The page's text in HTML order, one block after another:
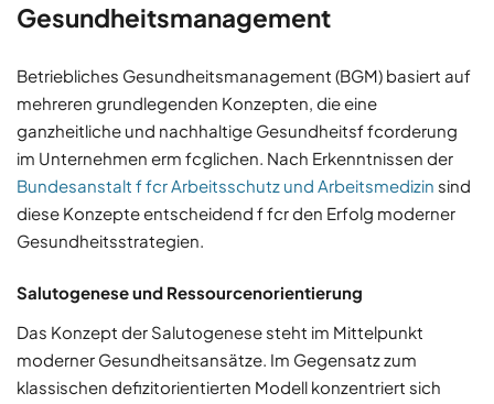
Gesundheitsmanagement
Betriebliches Gesundheitsmanagement (BGM) basiert auf
mehreren grundlegenden Konzepten, die eine
ganzheitliche und nachhaltige Gesundheitsf fcorderung
im Unternehmen erm fcglichen. Nach Erkenntnissen der
Bundesanstalt f fcr Arbeitsschutz und Arbeitsmedizin sind
diese Konzepte entscheidend f fcr den Erfolg moderner
Gesundheitsstrategien.
Salutogenese und Ressourcenorientierung
Das Konzept der Salutogenese steht im Mittelpunkt
moderner Gesundheitsansätze. Im Gegensatz zum
klassischen defizitorientierten Modell konzentriert sich